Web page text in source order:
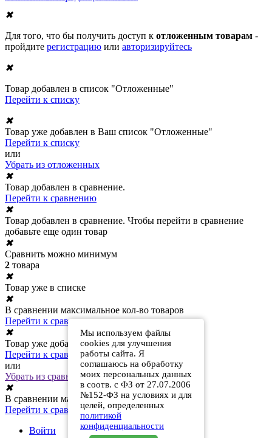
Мы используем файлы
cookies для улучшения
работы сайта. Я
соглашаюсь на обработку
моих персональных данных
в соотв. с ФЗ от 27.07.2006
№152-ФЗ на условиях и для
целей, определенных
политикой
конфиденциальности
✖
Для того, что бы получить доступ к отложенным товарам -
пройдите регистрацию или авторизируйтесь
✖
Товар добавлен в список "Отложенные"
Перейти к списку
✖
Товар уже добавлен в Ваш список "Отложенные"
Перейти к списку
или
Убрать из отложенных
✖
Товар добавлен в сравнение.
Перейти к сравнению
✖
Товар добавлен в сравнение. Чтобы перейти в сравнение
добавьте еще один товар
✖
Сравнить можно минимум
2 товара
✖
Товар уже в списке
✖
В сравнении максимальное кол-во товаров
Перейти к сравнению
✖
Товар уже добавлен в сравнение
Перейти к сравнению
или
Убрать из сравнения
✖
В сравнении максимальное кол-во товаров
Перейти к сравнению
Войти